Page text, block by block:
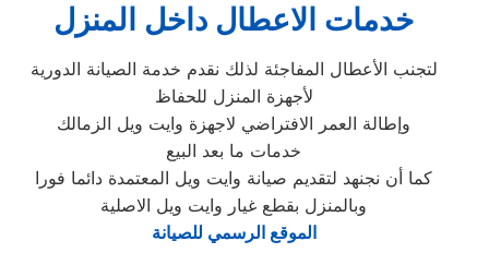
خدمات الاعطال داخل المنزل
لتجنب الأعطال المفاجئة لذلك نقدم خدمة الصيانة الدورية
لأجهزة المنزل للحفاظ
وإطالة العمر الافتراضي لاجهزة وايت ويل الزمالك
خدمات ما بعد البيع
كما أن نجنهد لتقديم صيانة وايت ويل المعتمدة دائما فورا
وبالمنزل بقطع غيار وايت ويل الاصلية
الموقع الرسمي للصيانة